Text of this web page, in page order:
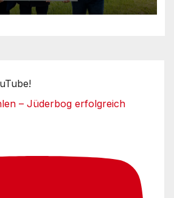
– Jüderbog erfolgreich